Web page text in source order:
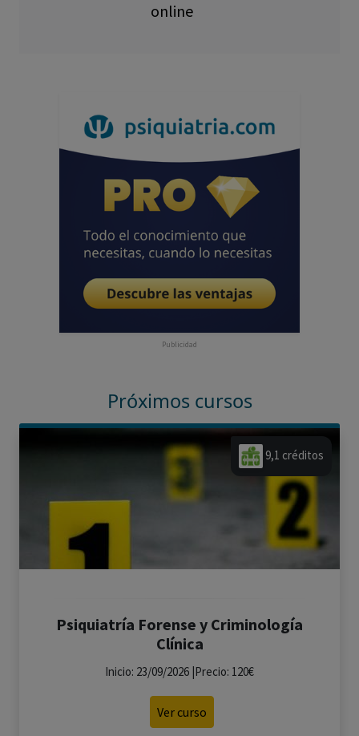
online
Publicidad
Próximos cursos
9,1 créditos
Psiquiatría Forense y Criminología
Clínica
Inicio: 23/09/2026 |Precio: 120€
Ver curso